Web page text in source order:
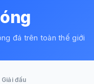
đá trên toàn thế giới
Giải đấu